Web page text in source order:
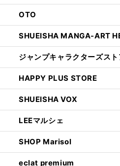
OTO
SHUEISHA MANGA-ART
ジャンプキャラクターズスト
HAPPY PLUS STORE
SHUEISHA VOX
LEEマルシェ
SHOP Marisol
eclat premium